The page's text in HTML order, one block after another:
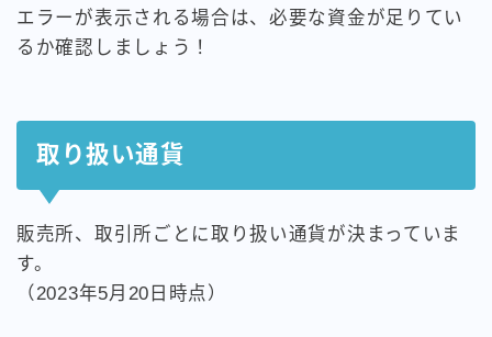
エラーが表示される場合は、必要な資金が足りてい
るか確認しましょう！
取り扱い通貨
販売所、取引所ごとに取り扱い通貨が決まっていま
す。
（2023年5月20日時点）